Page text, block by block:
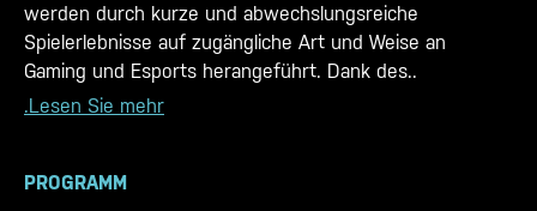
werden durch kurze und abwechslungsreiche
Spielerlebnisse auf zugängliche Art und Weise an
Gaming und Esports herangeführt. Dank des..
.Lesen Sie mehr
PROGRAMM